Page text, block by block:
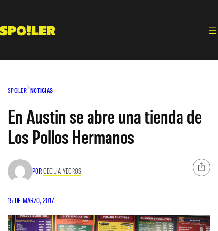
contenido
SPOILER NOTICIAS
En Austin se abre una tienda de
Los Pollos Hermanos
PORCECILIA YEGROS
15 DE MARZO, 2017